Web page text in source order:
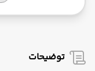
توضیحات